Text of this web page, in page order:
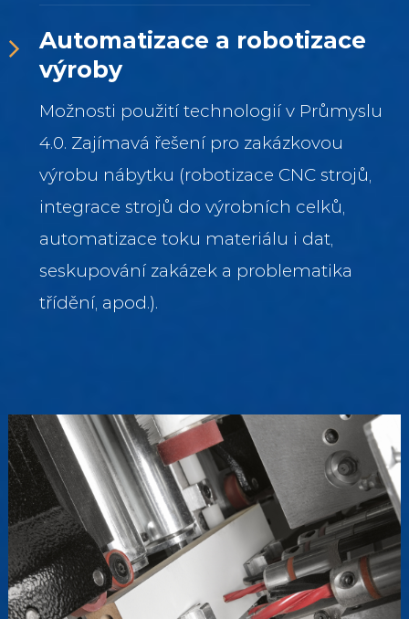
Automatizace a robotizace
výroby
Možnosti použití technologií v Průmyslu
4.0. Zajímavá řešení pro zakázkovou
výrobu nábytku (robotizace CNC strojů,
integrace strojů do výrobních celků,
automatizace toku materiálu i dat,
seskupování zakázek a problematika
třídění, apod.).